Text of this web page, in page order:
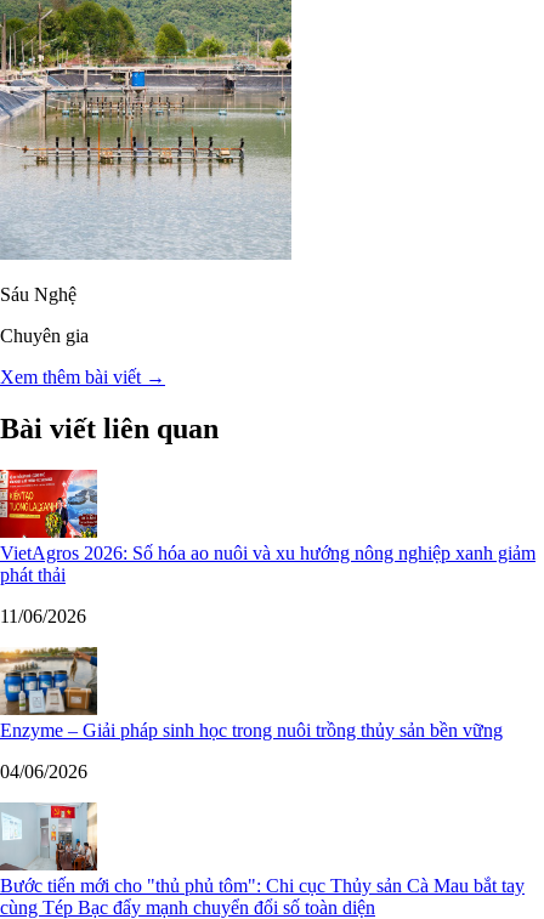
Sáu Nghệ
Chuyên gia
Xem thêm bài viết →
Bài viết liên quan
VietAgros 2026: Số hóa ao nuôi và xu hướng nông nghiệp xanh giảm
phát thải
11/06/2026
Enzyme – Giải pháp sinh học trong nuôi trồng thủy sản bền vững
04/06/2026
Bước tiến mới cho "thủ phủ tôm": Chi cục Thủy sản Cà Mau bắt tay
cùng Tép Bạc đẩy mạnh chuyển đổi số toàn diện